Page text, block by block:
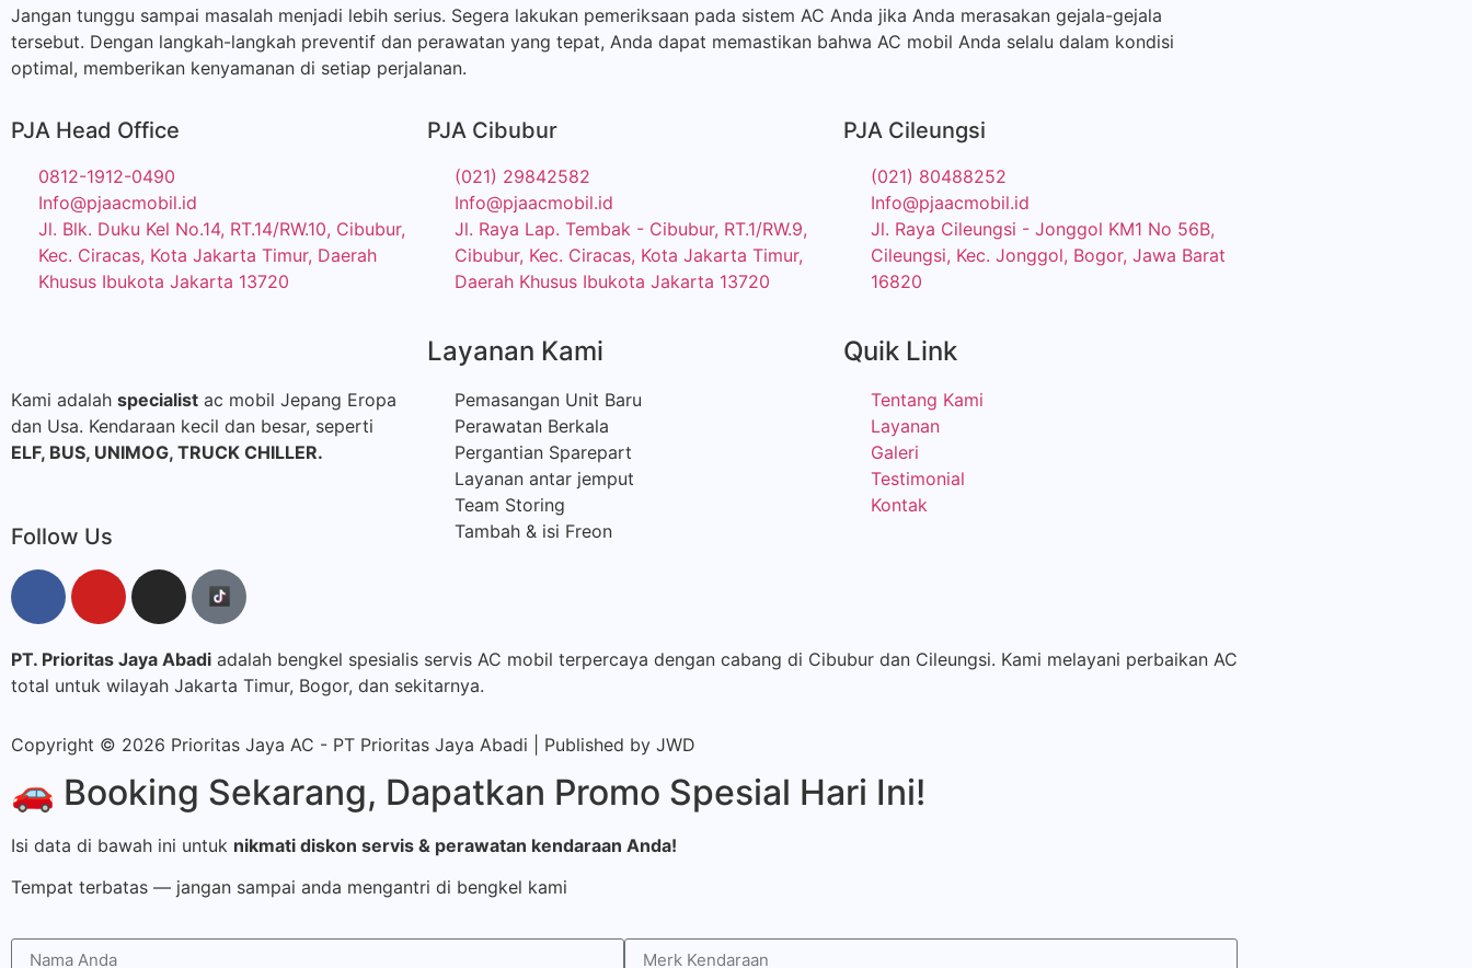
Jangan tunggu sampai masalah menjadi lebih serius. Segera lakukan pemeriksaan pada sistem AC Anda jika Anda merasakan gejala-gejala
tersebut. Dengan langkah-langkah preventif dan perawatan yang tepat, Anda dapat memastikan bahwa AC mobil Anda selalu dalam kondisi
optimal, memberikan kenyamanan di setiap perjalanan.
PJA Head Office
0812-1912-0490
Info@pjaacmobil.id
Jl. Blk. Duku Kel No.14, RT.14/RW.10, Cibubur,
Kec. Ciracas, Kota Jakarta Timur, Daerah
Khusus Ibukota Jakarta 13720
PJA Cibubur
(021) 29842582
Info@pjaacmobil.id
Jl. Raya Lap. Tembak - Cibubur, RT.1/RW.9,
Cibubur, Kec. Ciracas, Kota Jakarta Timur,
Daerah Khusus Ibukota Jakarta 13720
PJA Cileungsi
(021) 80488252
Info@pjaacmobil.id
Jl. Raya Cileungsi - Jonggol KM1 No 56B,
Cileungsi, Kec. Jonggol, Bogor, Jawa Barat
16820
Kami adalah specialist ac mobil Jepang Eropa
dan Usa. Kendaraan kecil dan besar, seperti
ELF, BUS, UNIMOG, TRUCK CHILLER.
Follow Us
Layanan Kami
Pemasangan Unit Baru
Perawatan Berkala
Pergantian Sparepart
Layanan antar jemput
Team Storing
Tambah & isi Freon
Quik Link
Tentang Kami
Layanan
Galeri
Testimonial
Kontak
PT. Prioritas Jaya Abadi adalah bengkel spesialis servis AC mobil terpercaya dengan cabang di Cibubur dan Cileungsi. Kami melayani perbaikan AC
total untuk wilayah Jakarta Timur, Bogor, dan sekitarnya.
Copyright © 2026 Prioritas Jaya AC - PT Prioritas Jaya Abadi | Published by JWD
🚗 Booking Sekarang, Dapatkan Promo Spesial Hari Ini!
Isi data di bawah ini untuk nikmati diskon servis & perawatan kendaraan Anda!
Tempat terbatas — jangan sampai anda mengantri di bengkel kami